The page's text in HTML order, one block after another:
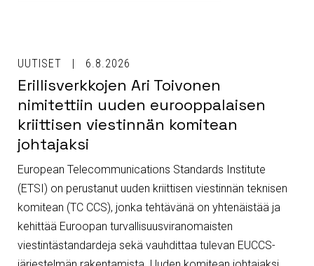
UUTISET 6.8.2026
Erillisverkkojen Ari Toivonen
nimitettiin uuden eurooppalaisen
kriittisen viestinnän komitean
johtajaksi
European Telecommunications Standards Institute
(ETSI) on perustanut uuden kriittisen viestinnän teknisen
komitean (TC CCS), jonka tehtävänä on yhtenäistää ja
kehittää Euroopan turvallisuusviranomaisten
viestintästandardeja sekä vauhdittaa tulevan EUCCS-